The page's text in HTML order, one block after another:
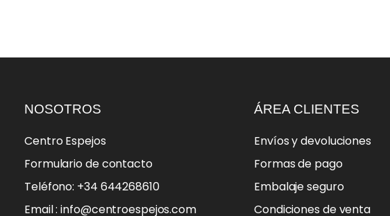
NOSOTROS
Centro Espejos
Formulario de contacto
Teléfono: +34 644268610
Email : info@centroespejos.com
ÁREA CLIENTES
Envíos y devoluciones
Formas de pago
Embalaje seguro
Condiciones de venta